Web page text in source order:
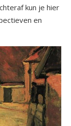
kun je hier
en